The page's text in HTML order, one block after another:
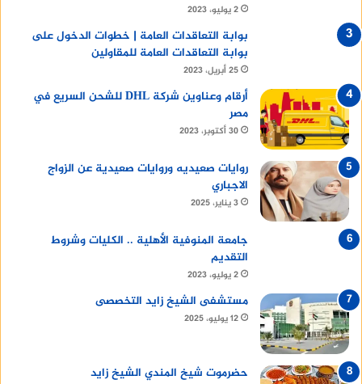
2 يوليو، 2023
بوابة التعاقدات العامة | خطوات الدخول على
بوابة التعاقدات العامة للمقاولين
25 أبريل، 2023
أرقام وعناوين شركة DHL للشحن السريع في
مصر
30 أكتوبر، 2023
روايات صعيديه وروايات صعيدية عن الزواج
الاجباري
3 يناير، 2025
جامعة المنوفية الأهلية .. الكليات وشروط
التقديم
2 يوليو، 2023
مستشفى الشيخ زايد التخصصى
12 يوليو، 2025
حضرموت شيخ المندي الشيخ زايد